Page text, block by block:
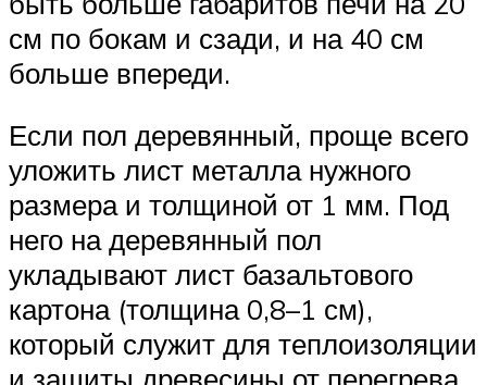
см по бокам и сзади, и на 40 см
больше впереди.
Если пол деревянный, проще всего
уложить лист металла нужного
размера и толщиной от 1 мм. Под
него на деревянный пол
укладывают лист базальтового
картона (толщина 0,8–1 см),
который служит для теплоизоляции